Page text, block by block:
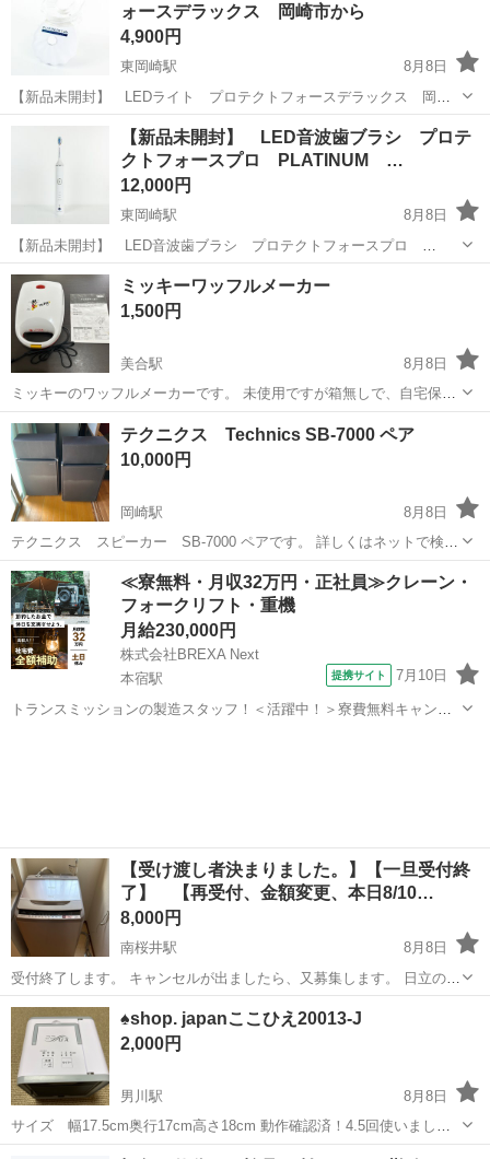
ォースデラックス 岡崎市から
4,900円
東岡崎駅
8月8日
【新品未開封】 LEDライト プロテクトフォースデラックス 岡崎
市から 日々の歯磨きにLEDの光を加えることで 口腔ケアを向上させま
す。 衛生的な脱着式マウスピースと タイマー付きで快適にご使用いた
だけます。 ...
東岡崎駅 生活家電
【新品未開封】 LED音波歯ブラシ プロテ
クトフォースプロ PLATINUM …
12,000円
東岡崎駅
8月8日
【新品未開封】 LED音波歯ブラシ プロテクトフォースプロ
PLATINUM 岡崎市から プラチナムラボのホームケアシリーズの最高
峰。 ブラシヘッドに6個のLEDを搭載し、ストローク数、モードの種
類ともに高機能...
愛知 岡崎市 東岡崎駅
ミッキーワッフルメーカー
1,500円
美合駅
8月8日
ミッキーのワッフルメーカーです。 未使用ですが箱無しで、自宅保管
しておりました^_^ シワがありますが取説もあります。
愛知 岡崎市 美合駅
テクニクス Technics SB-7000 ペア
10,000円
岡崎駅
8月8日
テクニクス スピーカー SB-7000 ペアです。 詳しくはネットで検査
してください。 キズ、汚れ．化粧板の剥がれがありまが、ユニットの
損傷はないと思います。 追記事項 ネットに小さな穴や毛羽立ち、汚れ
があります。 上部...
愛知 岡崎市 岡崎駅 オーディオ
≪寮無料・月収32万円・正社員≫クレーン・
フォークリフト・重機
月給230,000円
株式会社BREXA Next
本宿駅
提携サイト 7月10日
トランスミッションの製造スタッフ！＜活躍中！＞寮費無料キャンペ
【受け渡し者決まりました。】【一旦受付終
了】 【再受付、金額変更、本日8/10…
8,000円
南桜井駅
8月8日
受付終了します。 キャンセルが出ましたら、又募集します。 日立の洗
濯機です。 2018年製です。 昨日まで、使用していたので、普通に使
えます。 ノークレームノーリターンで、本日、引き取りの早い方にお
譲りします。 金額を変更...
愛知 岡崎市
♠︎shop. japanここひえ20013-J
2,000円
男川駅
8月8日
サイズ 幅17.5cm奥行17cm高さ18cm 動作確認済！4.5回使いまし
た。 岡崎市栄町の自宅迄来られる方でよろしく お願いします。 他の
岡崎市 男川駅 季節、空調家電